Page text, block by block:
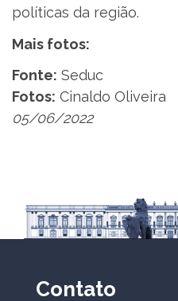
políticas da região.
Mais fotos:
Fonte: Seduc
Fotos: Cinaldo Oliveira
05/06/2022
Contato